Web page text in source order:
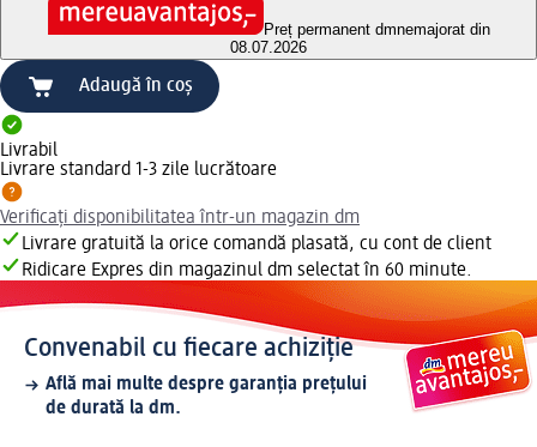
Preț permanent dmnemajorat din
08.07.2026
Adaugă în coș
Livrabil
Livrare standard 1-3 zile lucrătoare
Verificați disponibilitatea într-un magazin dm
Livrare gratuită la orice comandă plasată, cu cont de client
Ridicare Expres din magazinul dm selectat în 60 minute.
Convenabil cu fiecare achiziție
Află mai multe despre garanția prețului
de durată la dm.